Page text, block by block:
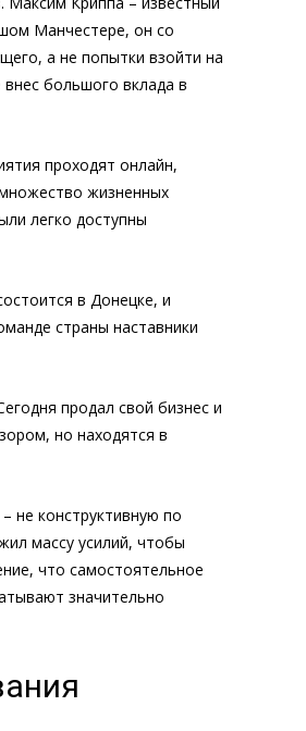
Манчестере, он со
а не попытки взойти на
большого вклада в
проходят онлайн,
жизненных
легко доступны
в Донецке, и
страны наставники
продал свой бизнес и
но находятся в
не конструктивную по
массу усилий, чтобы
что самостоятельное
значительно